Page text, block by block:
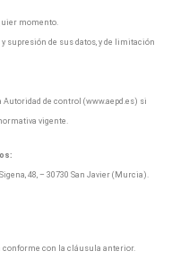
momento.
supresión de sus datos, y de limitación
de control (www.aepd.es) si
vigente.
Sigena, 48, – 30730 San Javier (Murcia).
conforme con la cláusula anterior.